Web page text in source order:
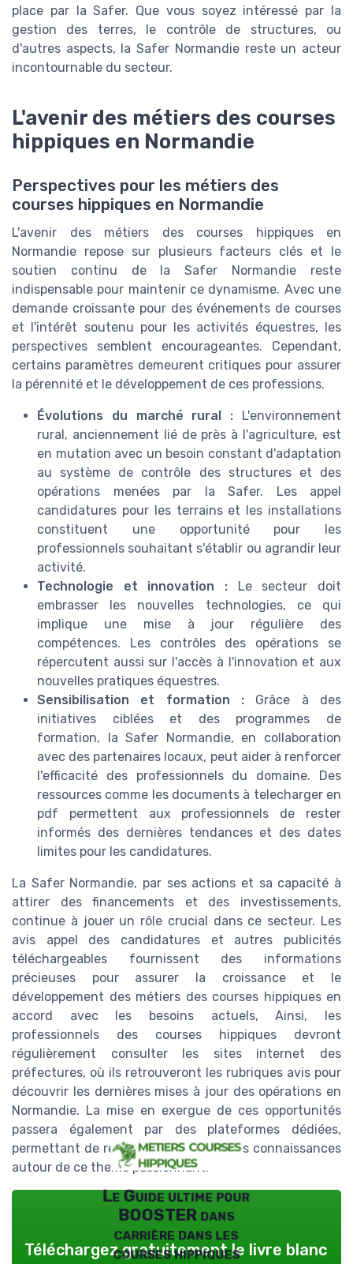
place par la Safer. Que vous soyez intéressé par la
gestion des terres, le contrôle de structures, ou
d'autres aspects, la Safer Normandie reste un acteur
incontournable du secteur.
L'avenir des métiers des courses
hippiques en Normandie
Perspectives pour les métiers des
courses hippiques en Normandie
L'avenir des métiers des courses hippiques en
Normandie repose sur plusieurs facteurs clés et le
soutien continu de la Safer Normandie reste
indispensable pour maintenir ce dynamisme. Avec une
demande croissante pour des événements de courses
et l'intérêt soutenu pour les activités équestres, les
perspectives semblent encourageantes. Cependant,
certains paramètres demeurent critiques pour assurer
la pérennité et le développement de ces professions.
Évolutions du marché rural : L'environnement
rural, anciennement lié de près à l'agriculture, est
en mutation avec un besoin constant d'adaptation
au système de contrôle des structures et des
opérations menées par la Safer. Les appel
candidatures pour les terrains et les installations
constituent une opportunité pour les
professionnels souhaitant s'établir ou agrandir leur
activité.
Technologie et innovation : Le secteur doit
embrasser les nouvelles technologies, ce qui
implique une mise à jour régulière des
compétences. Les contrôles des opérations se
répercutent aussi sur l'accès à l'innovation et aux
nouvelles pratiques équestres.
Sensibilisation et formation : Grâce à des
initiatives ciblées et des programmes de
formation, la Safer Normandie, en collaboration
avec des partenaires locaux, peut aider à renforcer
l'efficacité des professionnels du domaine. Des
ressources comme les documents à telecharger en
pdf permettent aux professionnels de rester
informés des dernières tendances et des dates
limites pour les candidatures.
La Safer Normandie, par ses actions et sa capacité à
attirer des financements et des investissements,
continue à jouer un rôle crucial dans ce secteur. Les
avis appel des candidatures et autres publicités
téléchargeables fournissent des informations
précieuses pour assurer la croissance et le
développement des métiers des courses hippiques en
accord avec les besoins actuels, Ainsi, les
professionnels des courses hippiques devront
régulièrement consulter les sites internet des
préfectures, où ils retrouveront les rubriques avis pour
découvrir les dernières mises à jour des opérations en
Normandie. La mise en exergue de ces opportunités
passera également par des plateformes dédiées,
permettant de réunir et de partager les connaissances
autour de ce theme passionnant.
Le Guide ultime pour
BOOSTER dans
carrière dans les
courses hippiques
Téléchargez gratuitement le livre blanc